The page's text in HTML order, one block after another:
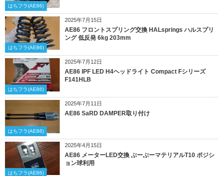
はちフラ(AE86)
2025年7月15日
はちフラ(AE86)
AE86 フロントスプリング交換 HALsprings ハルスプリ
ング 低反発 6kg 203mm
2025年7月12日
はちフラ(AE86)
AE86 IPF LED H4ヘッドライト Compact Fシリーズ
F141HLB
2025年7月11日
はちフラ(AE86)
AE86 SaRD DAMPER取り付け
2025年4月15日
はちフラ(AE86)
AE86 メーターLED交換 ぶーぶーマテリアルT10 ポジシ
ョン球利用